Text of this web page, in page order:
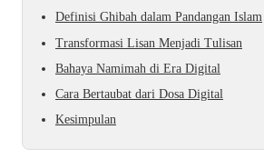
Definisi Ghibah dalam Pandangan Islam
Transformasi Lisan Menjadi Tulisan
Bahaya Namimah di Era Digital
Cara Bertaubat dari Dosa Digital
Kesimpulan